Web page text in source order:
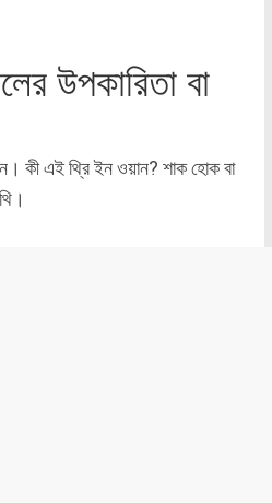
উপকারিতা বা
কী এই থ্রি ইন ওয়ান? শাক হোক বা